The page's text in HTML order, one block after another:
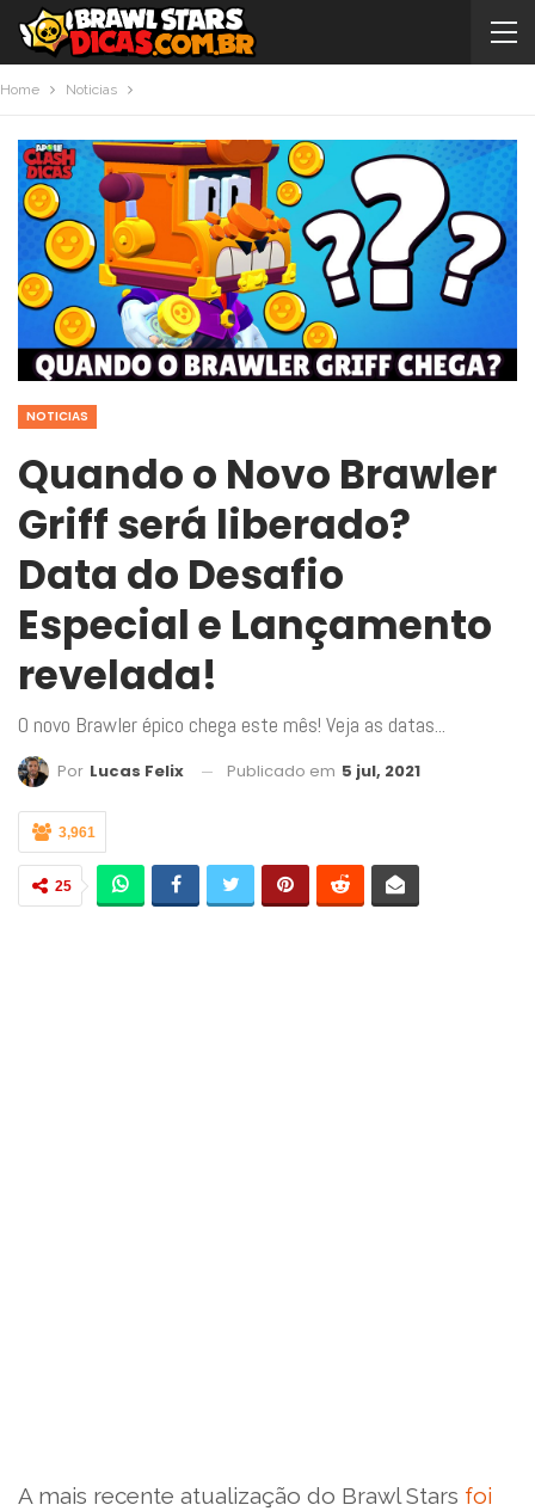
Home Noticias
NOTICIAS
Quando o Novo Brawler
Griff será liberado?
Data do Desafio
Especial e Lançamento
revelada!
O novo Brawler épico chega este mês! Veja as datas...
Por Lucas Felix Publicado em 5 jul, 2021
3,961
25
A mais recente atualização do Brawl Stars foi